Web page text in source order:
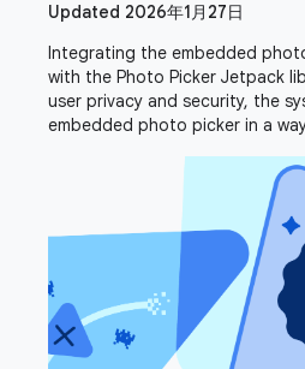
Updated 2026年1月27日
Integrating the embedded
with the Photo Picker Jetpack
user privacy and security, the
embedded photo picker in a